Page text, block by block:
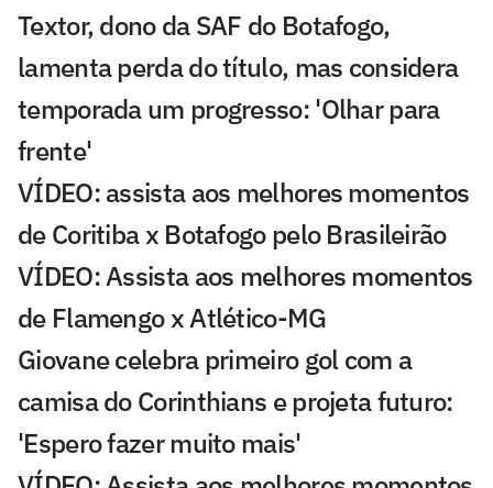
Textor, dono da SAF do Botafogo,
lamenta perda do título, mas considera
temporada um progresso: 'Olhar para
frente'
VÍDEO: assista aos melhores momentos
de Coritiba x Botafogo pelo Brasileirão
VÍDEO: Assista aos melhores momentos
de Flamengo x Atlético-MG
Giovane celebra primeiro gol com a
camisa do Corinthians e projeta futuro:
'Espero fazer muito mais'